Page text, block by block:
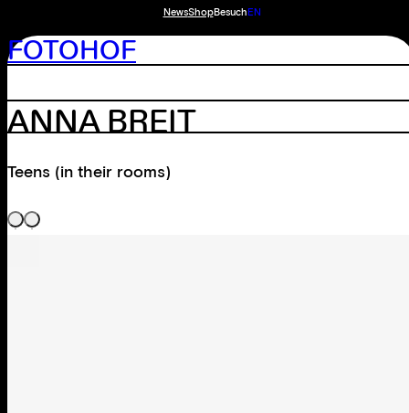
NewsShopBesuchEN
FOTOHOF
ANNA BREIT
Teens (in their rooms)